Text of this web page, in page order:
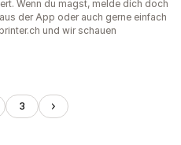
Wenn du magst, melde dich doch
der App oder auch gerne einfach
und wir schauen
3